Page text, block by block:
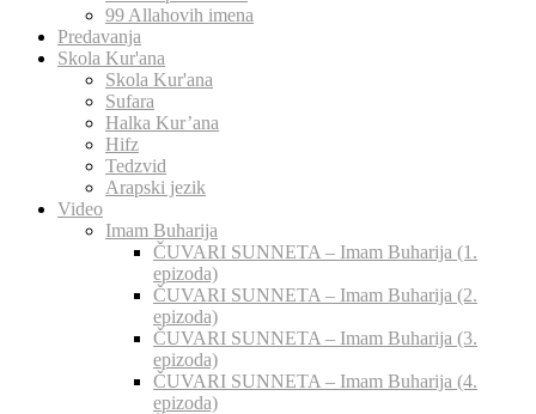
99 Allahovih imena
Predavanja
Skola Kur'ana
Skola Kur'ana
Sufara
Halka Kur’ana
Hifz
Tedzvid
Arapski jezik
Video
Imam Buharija
ČUVARI SUNNETA – Imam Buharija (1.
epizoda)
ČUVARI SUNNETA – Imam Buharija (2.
epizoda)
ČUVARI SUNNETA – Imam Buharija (3.
epizoda)
ČUVARI SUNNETA – Imam Buharija (4.
epizoda)